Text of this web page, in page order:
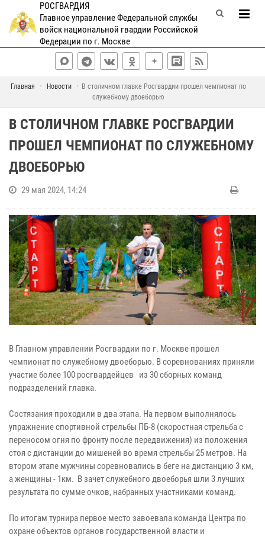
РОСГВАРДИЯ
Главное управление Федеральной службы
войск национальной гвардии Российской
Федерации по г. Москве
Главная Новости
В столичном главке Росгвардии прошел чемпионат по
служебному двоеборью
В СТОЛИЧНОМ ГЛАВКЕ РОСГВАРДИИ
ПРОШЕЛ ЧЕМПИОНАТ ПО СЛУЖЕБНОМУ
ДВОЕБОРЬЮ
29 мая 2024, 14:24
В Главном управлении Росгвардии по г. Москве прошел
чемпионат по служебному двоеборью. В соревнованиях приняли
участие более 100 росгвардейцев из 30 сборных команд
подразделений главка.
Состязания проходили в два этапа. На первом выполнялось
упражнение спортивной стрельбы ПБ-8 (скоростная стрельба с
переносом огня по фронту после передвижения) из положения
стоя с дистанции до мишеней во время стрельбы 25 метров. На
втором этапе мужчины соревновались в беге на дистанцию 3 км,
а женщины - 1км. В зачет служебного двоеборья шли 3 лучших
результата по сумме очков, набранных участниками команд.
По итогам турнира первое место завоевала команда Центра по
охране объектов органов государственной власти и